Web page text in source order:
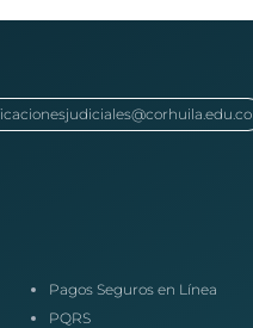
Pagos Seguros en Línea
PQRS